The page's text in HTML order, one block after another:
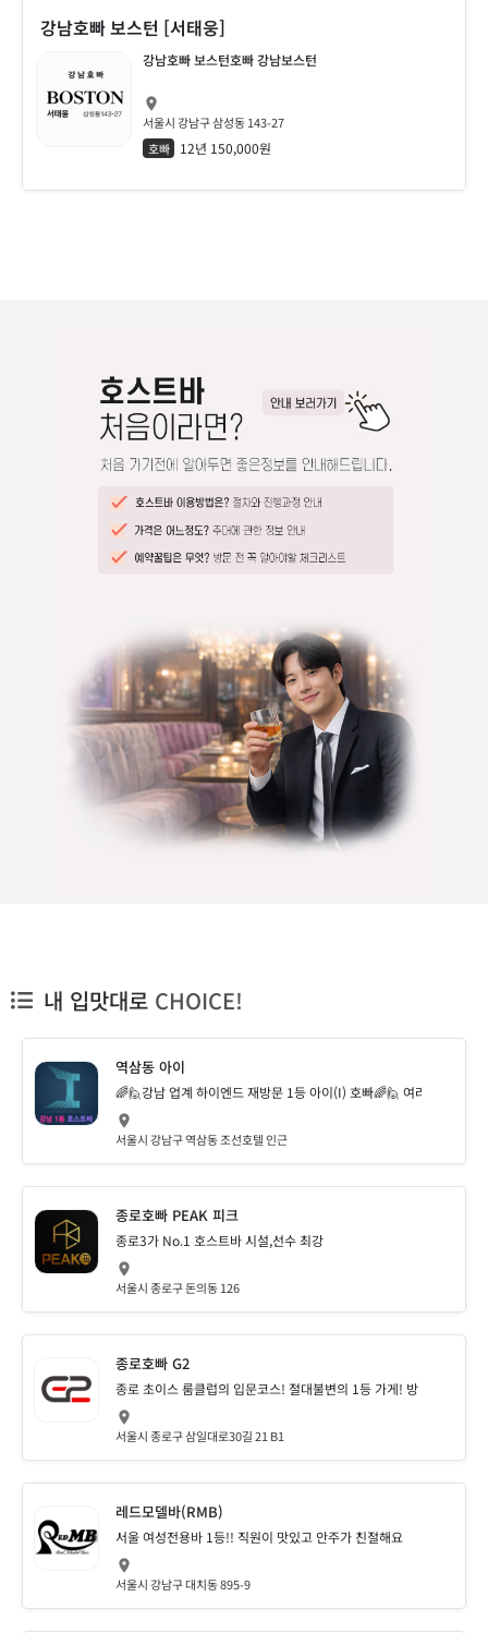
강남호빠 보스턴 [서태웅]
강남호빠 보스턴호빠 강남보스턴
서울시 강남구 삼성동 143-27
호빠
12년 150,000원
내 입맛대로 CHOICE!
역삼동 아이
🌈🙋강남 업계 하이엔드 재방문 1등 아이(I) 호빠🌈🙋 여러분의 취
서울시 강남구 역삼동 조선호텔 인근
종로호빠 PEAK 피크
종로3가 No.1 호스트바 시설,선수 최강
서울시 종로구 돈의동 126
종로호빠 G2
종로 초이스 룸클럽의 입문코스! 절대불변의 1등 가게! 방 마다 다른
서울시 종로구 삼일대로30길 21 B1
레드모델바(RMB)
서울 여성전용바 1등!! 직원이 맛있고 안주가 친절해요
서울시 강남구 대치동 895-9